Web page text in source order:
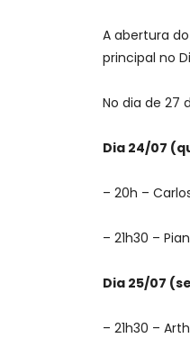
A abertura
principal no
No dia de 27
Dia 24/07
– 20h –
– ⁠21h30 –
Dia 25/07
– 21h30 –